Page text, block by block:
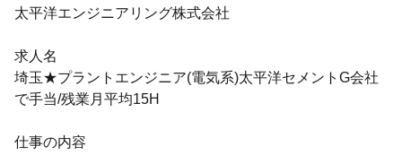
太平洋エンジニアリング株式会社
求人名
埼玉★プラントエンジニア(電気系)太平洋セメントG会社
で手当/残業月平均15H
仕事の内容